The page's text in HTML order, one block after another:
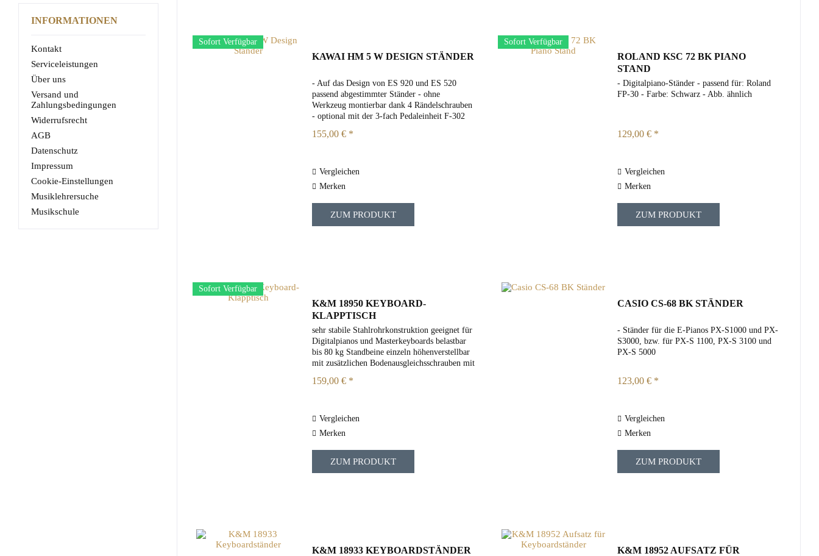
INFORMATIONEN
Kontakt
Serviceleistungen
Über uns
Versand und
Zahlungsbedingungen
Widerrufsrecht
AGB
Datenschutz
Impressum
Cookie-Einstellungen
Musiklehrersuche
Musikschule
Sofort Verfügbar
KAWAI HM 5 W DESIGN STÄNDER
- Auf das Design von ES 920 und ES 520
passend abgestimmter Ständer - ohne
Werkzeug montierbar dank 4 Rändelschrauben
- optional mit der 3-fach Pedaleinheit F-302
155,00 € *
Vergleichen
Merken
ZUM PRODUKT
Sofort Verfügbar
ROLAND KSC 72 BK PIANO
STAND
- Digitalpiano-Ständer - passend für: Roland
FP-30 - Farbe: Schwarz - Abb. ähnlich
129,00 € *
Vergleichen
Merken
ZUM PRODUKT
Sofort Verfügbar
K&M 18950 KEYBOARD-
KLAPPTISCH
sehr stabile Stahlrohrkonstruktion geeignet für
Digitalpianos und Masterkeyboards belastbar
bis 80 kg Standbeine einzeln höhenverstellbar
mit zusätzlichen Bodenausgleichsschrauben mit
1000 mm...
159,00 € *
Vergleichen
Merken
ZUM PRODUKT
CASIO CS-68 BK STÄNDER
- Ständer für die E-Pianos PX-S1000 und PX-
S3000, bzw. für PX-S 1100, PX-S 3100 und
PX-S 5000
123,00 € *
Vergleichen
Merken
ZUM PRODUKT
K&M 18933 KEYBOARDSTÄNDER
K&M 18952 AUFSATZ FÜR